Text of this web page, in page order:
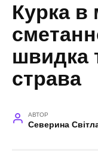
Курка в
швидка
страва
АВТОР
Северина